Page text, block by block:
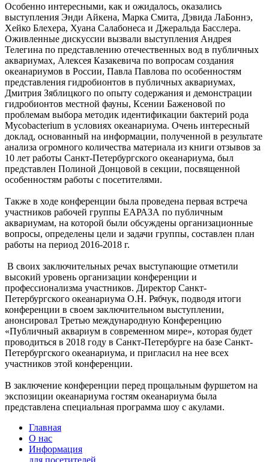
Особенно интересными, как и ожидалось, оказались
выступления Энди Айкена, Марка Смита, Дэвида ЛаБоннэ,
Хейко Блехера, Хуана Салабонеса и Джеральда Басслера.
Оживленные дискуссии вызвали выступления Андрея
Телегина по представлению отечественных вод в публичных
аквариумах, Алексея Казакевича по вопросам создания
океанариумов в России, Павла Павлова по особенностям
представления гидробионтов в публичных аквариумах,
Дмитрия Зяблицкого по опыту содержания и демонстрации
гидробионтов местной фауны, Ксении Баженовой по
проблемам выбора методик идентификации бактерий рода
Mycobacterium в условиях океанариума. Очень интересный
доклад, основанный на информации, полученной в результате
анализа огромного количества материала из книги отзывов за
10 лет работы Санкт-Петербургского океанариума, был
представлен Полиной Донцовой в секции, посвященной
особенностям работы с посетителями.
Также в ходе конференции была проведена первая встреча
участников рабочей группы ЕАРАЗА по публичным
аквариумам, на которой были обсуждены организационные
вопросы, определены цели и задачи группы, составлен план
работы на период 2016-2018 г.
В своих заключительных речах выступающие отметили
высокий уровень организации конференции и
профессионализма участников. Директор Санкт-
Петербургского океанариума О.Н. Рябчук, подводя итоги
конференции в своем заключительном выступлении,
анонсировал Третью международную Конференцию
«Публичный аквариум в современном мире», которая будет
проводиться в 2018 году в Санкт-Петербурге на базе Санкт-
Петербургского океанариума, и пригласил на нее всех
участников этой конференции.
В заключение конференции перед прощальным фуршетом на
экспозиции океанариума гостям океанариума была
представлена специальная программа шоу с акулами.
Главная
О нас
Информация
для посетителей